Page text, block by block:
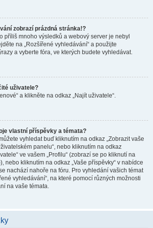
zobrazí prázdná stránka!?
příliš mnoho výsledků a webový server je nebyl
na „Rozšířené vyhledávání“ a použijte
a vyberte fóra, ve kterých budete vyhledávat.
uživatele?
a klikněte na odkaz „Najít uživatele“.
vlastní příspěvky a témata?
vyhledat buď kliknutím na odkaz „Zobrazit vaše
panelu“, nebo kliknutím na odkaz
ve vašem „Profilu“ (zobrazí se po kliknutí na
nebo kliknutím na odkaz „Vaše příspěvky“ v nabídce
nachází nahoře na fóru. Pro vyhledání vašich témat
vyhledávání“, na které pomocí různých možnosti
na vaše témata.